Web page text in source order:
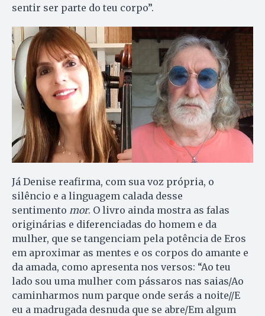
sentir ser parte do teu corpo”.
Já Denise reafirma, com sua voz própria, o
silêncio e a linguagem calada desse
sentimento mor. O livro ainda mostra as falas
originárias e diferenciadas do homem e da
mulher, que se tangenciam pela potência de Eros
em aproximar as mentes e os corpos do amante e
da amada, como apresenta nos versos: “Ao teu
lado sou uma mulher com pássaros nas saias/Ao
caminharmos num parque onde serás a noite//E
eu a madrugada desnuda que se abre/Em algum